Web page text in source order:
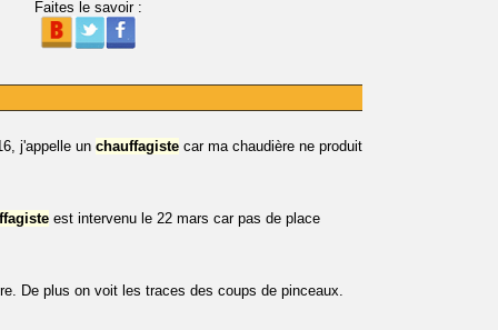
Faites le savoir :
j'appelle un chauffagiste car ma chaudière ne produit
est intervenu le 22 mars car pas de place
De plus on voit les traces des coups de pinceaux.